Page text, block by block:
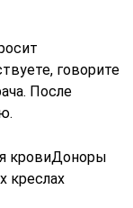
говорите
После
кровиДоноры
креслах